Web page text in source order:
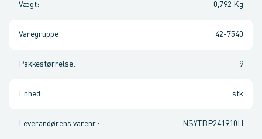
Vægt: 0,792 Kg
Varegruppe: 42-7540
Pakkestørrelse: 9
Enhed : stk
Leverandørens varenr. : NSYTBP241910H